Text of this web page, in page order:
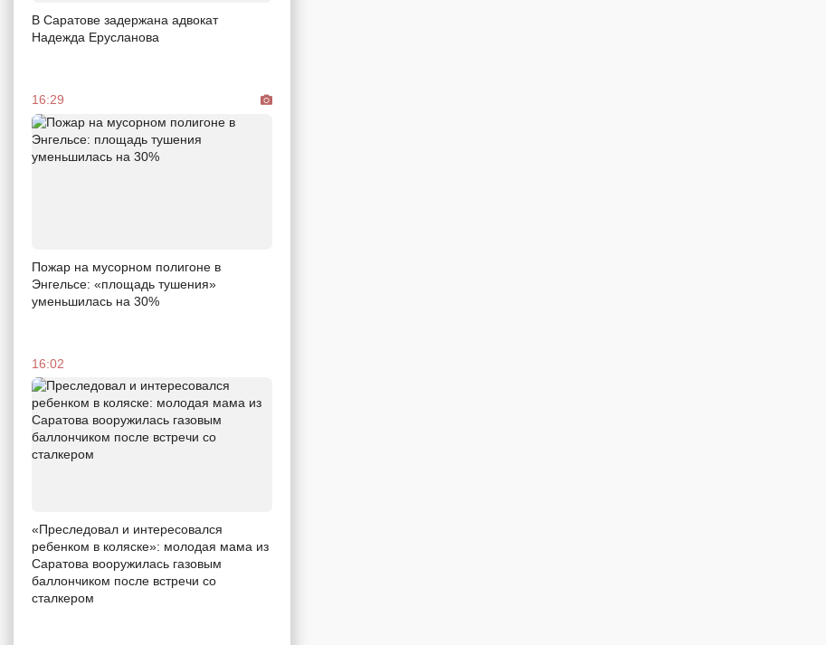
В Саратове задержана адвокат
Надежда Ерусланова
16:29
Пожар на мусорном полигоне в
Энгельсе: «площадь тушения»
уменьшилась на 30%
16:02
«Преследовал и интересовался
ребенком в коляске»: молодая мама из
Саратова вооружилась газовым
баллончиком после встречи со
сталкером